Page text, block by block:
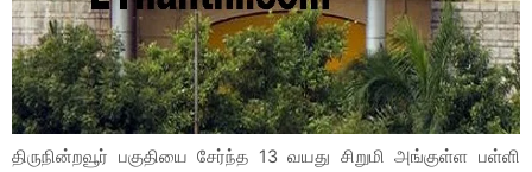
திருநின்றவூர் பகுதியை சேர்ந்த 13 வயது சிறுமி அங்குள்ள பள்ளி